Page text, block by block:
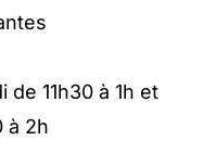
11h30 à 1h et
à 2h